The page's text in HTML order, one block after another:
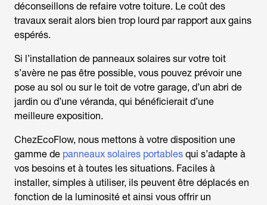
déconseillons de refaire votre toiture. Le coût des
travaux serait alors bien trop lourd par rapport aux gains
espérés.
Si l’installation de panneaux solaires sur votre toit
s’avère ne pas être possible, vous pouvez prévoir une
pose au sol ou sur le toit de votre garage, d’un abri de
jardin ou d’une véranda, qui bénéficierait d’une
meilleure exposition.
ChezEcoFlow, nous mettons à votre disposition une
gamme de panneaux solaires portables qui s’adapte à
vos besoins et à toutes les situations. Faciles à
installer, simples à utiliser, ils peuvent être déplacés en
fonction de la luminosité et ainsi vous offrir un